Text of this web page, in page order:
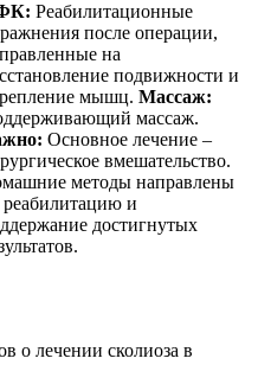
Реабилитационные
после операции,
на
подвижности и
мышц. Массаж:
массаж.
Основное лечение –
вмешательство.
методы направлены
реабилитацию и
достигнутых
о лечении сколиоза в